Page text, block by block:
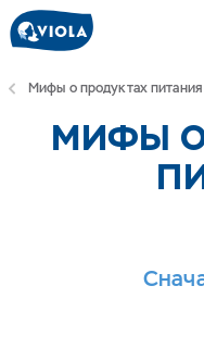
Мифы о продуктах питания
МИФЫ